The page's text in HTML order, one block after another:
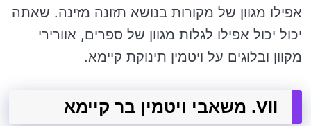
אפילו מגוון של מקורות בנושא תזונה מזינה. שאתה
יכול יכול אפילו לגלות מגוון של ספרים, אוורירי
מקוון ובלוגים על ויטמין תינוקת קיימא.
VII. משאבי ויטמין בר קיימא